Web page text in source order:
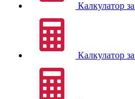
Калкулатор
Калкулатор